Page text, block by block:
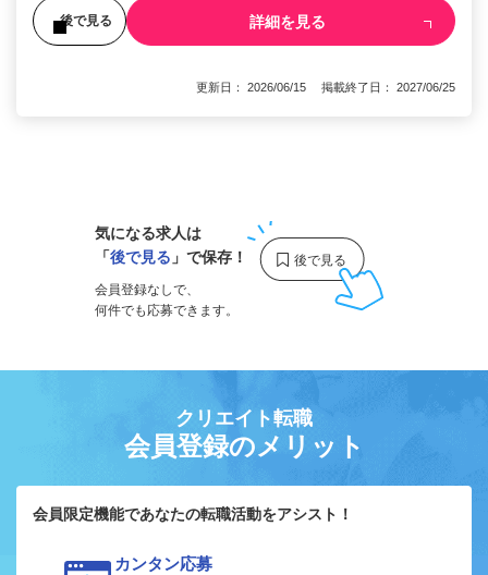
後で見る 詳細を見る
更新日： 2026/06/15 掲載終了日： 2027/06/25
気になる求人は
「後で見る 」で保存！
会員登録なしで、
何件でも応募できます。
クリエイト転職
会員登録のメリット
会員限定機能であなたの転職活動をアシスト！
カンタン応募